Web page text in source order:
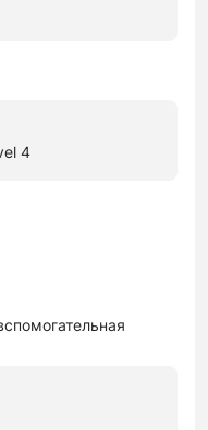
4